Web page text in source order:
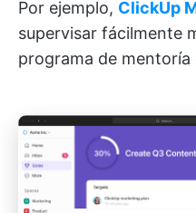
Por ejemplo, ClickUp
supervisar fácilmente
programa de mentoría